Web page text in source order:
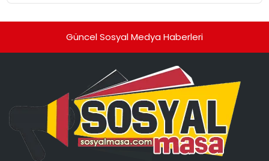
Güncel Sosyal Medya Haberleri